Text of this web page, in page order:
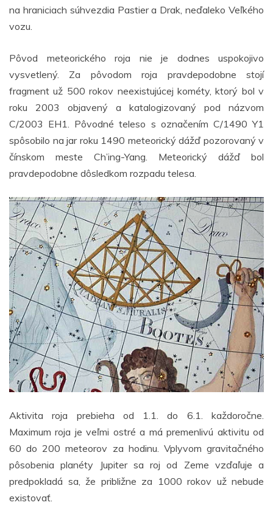
na hraniciach súhvezdia Pastier a Drak, neďaleko Veľkého
vozu.
Pôvod meteorického roja nie je dodnes uspokojivo
vysvetlený. Za pôvodom roja pravdepodobne stojí
fragment už 500 rokov neexistujúcej kométy, ktorý bol v
roku 2003 objavený a katalogizovaný pod názvom
C/2003 EH1. Pôvodné teleso s označením C/1490 Y1
spôsobilo na jar roku 1490 meteorický dážď pozorovaný v
čínskom meste Ch’ing-Yang. Meteorický dážď bol
pravdepodobne dôsledkom rozpadu telesa.
Aktivita roja prebieha od 1.1. do 6.1. každoročne.
Maximum roja je veľmi ostré a má premenlivú aktivitu od
60 do 200 meteorov za hodinu. Vplyvom gravitačného
pôsobenia planéty Jupiter sa roj od Zeme vzďaľuje a
predpokladá sa, že približne za 1000 rokov už nebude
existovať.